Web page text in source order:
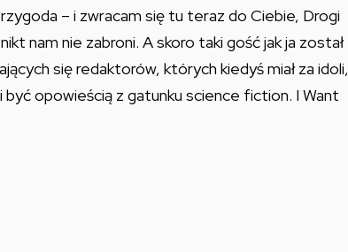
– i zwracam się tu teraz do Ciebie, Drogi
nam nie zabroni. A skoro taki gość jak ja został
się redaktorów, których kiedyś miał za idoli,
opowieścią z gatunku science fiction. I Want